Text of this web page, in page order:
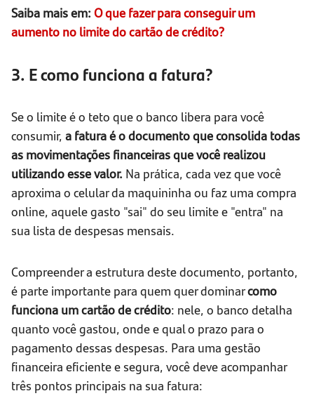
Saiba mais em: O que fazer para conseguir um
aumento no limite do cartão de crédito?
3. E como funciona a fatura?
Se o limite é o teto que o banco libera para você
consumir, a fatura é o documento que consolida todas
as movimentações financeiras que você realizou
utilizando esse valor. Na prática, cada vez que você
aproxima o celular da maquininha ou faz uma compra
online, aquele gasto "sai" do seu limite e "entra" na
sua lista de despesas mensais.
Compreender a estrutura deste documento, portanto,
é parte importante para quem quer dominarcomo
funciona um cartão de crédito: nele, o banco detalha
quanto você gastou, onde e qual o prazo para o
pagamento dessas despesas. Para uma gestão
financeira eficiente e segura, você deve acompanhar
três pontos principais na sua fatura: